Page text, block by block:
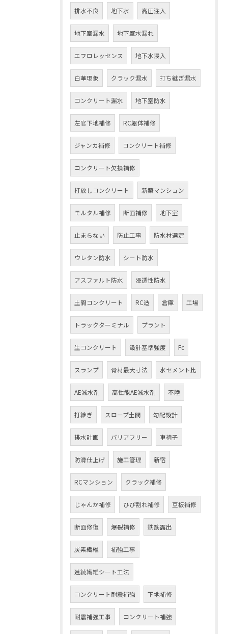
排水不良 地下水 高圧注入
地下室漏水 地下室水漏れ
エフロレッセンス 地下水浸入
白華現象 クラック漏水 打ち継ぎ漏水
コンクリート漏水 地下室防水
左官下地補修 RC躯体補修
ジャンカ補修 コンクリート補修
コンクリート欠損補修
打放しコンクリート 新築マンション
モルタル補修 断面補修 地下室
止まらない 防止工事 防水材選定
ウレタン防水 シート防水
アスファルト防水 浸透性防水
土間コンクリート RC造 倉庫 工場
トラックターミナル プラント
生コンクリート 設計基準強度 Fc
スランプ 骨材最大寸法 水セメント比
AE減水剤 高性能AE減水剤 不陸
打継ぎ スロープ土間 勾配設計
排水計画 バリアフリー 車椅子
防滑仕上げ 施工管理 新宿
RCマンション クラック補修
じゃんか補修 ひび割れ補修 豆板補修
断面修復 爆裂補修 鉄筋露出
炭素繊維 補強工事
連続繊維シート工法
コンクリート耐震補強 下地補修
耐震補強工事 コンクリート補強